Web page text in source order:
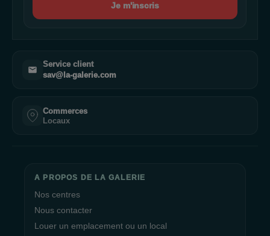
Je m'inscris
Service client
sav@la-galerie.com
Commerces
Locaux
A PROPOS DE LA GALERIE
Nos centres
Nous contacter
Louer un emplacement ou un local